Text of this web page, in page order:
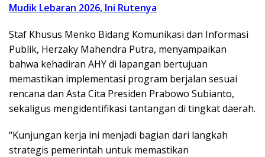
Mudik Lebaran 2026, Ini Rutenya
Staf Khusus Menko Bidang Komunikasi dan Informasi
Publik, Herzaky Mahendra Putra, menyampaikan
bahwa kehadiran AHY di lapangan bertujuan
memastikan implementasi program berjalan sesuai
rencana dan Asta Cita Presiden Prabowo Subianto,
sekaligus mengidentifikasi tantangan di tingkat daerah.
“Kunjungan kerja ini menjadi bagian dari langkah
strategis pemerintah untuk memastikan